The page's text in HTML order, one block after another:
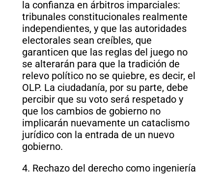
la confianza en árbitros imparciales:
tribunales constitucionales realmente
independientes, y que las autoridades
electorales sean creíbles, que
garanticen que las reglas del juego no
se alterarán para que la tradición de
relevo político no se quiebre, es decir, el
OLP. La ciudadanía, por su parte, debe
percibir que su voto será respetado y
que los cambios de gobierno no
implicarán nuevamente un cataclismo
jurídico con la entrada de un nuevo
gobierno.
4. Rechazo del derecho como ingeniería